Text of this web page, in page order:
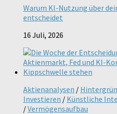
Warum KI-Nutzung über
entscheidet
16 Juli, 2026
Aktienanalysen /
Investieren / Künstliche
/Vermögensaufbau